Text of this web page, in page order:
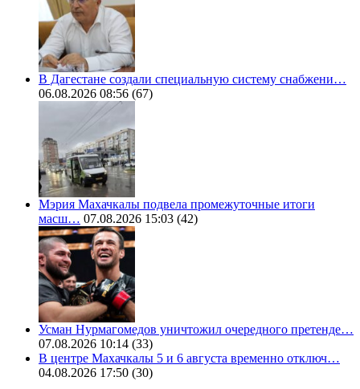
В Дагестане создали специальную систему снабжени…
06.08.2026 08:56 (67)
Мэрия Махачкалы подвела промежуточные итоги
масш… 07.08.2026 15:03 (42)
Усман Нурмагомедов уничтожил очередного претенде…
07.08.2026 10:14 (33)
В центре Махачкалы 5 и 6 августа временно отключ…
04.08.2026 17:50 (30)